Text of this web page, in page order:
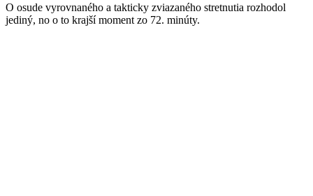
O osude vyrovnaného a takticky zviazaného stretnutia rozhodol
jediný, no o to krajší moment zo 72. minúty.